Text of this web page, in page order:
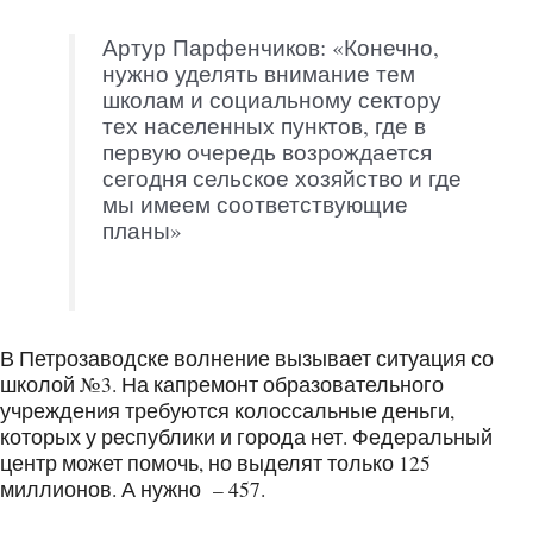
Артур Парфенчиков: «Конечно,
нужно уделять внимание тем
школам и социальному сектору
тех населенных пунктов, где в
первую очередь возрождается
сегодня сельское хозяйство и где
мы имеем соответствующие
планы»
В Петрозаводске волнение вызывает ситуация со
школой №3. На капремонт образовательного
учреждения требуются колоссальные деньги,
которых у республики и города нет. Федеральный
центр может помочь, но выделят только 125
миллионов. А нужно – 457.